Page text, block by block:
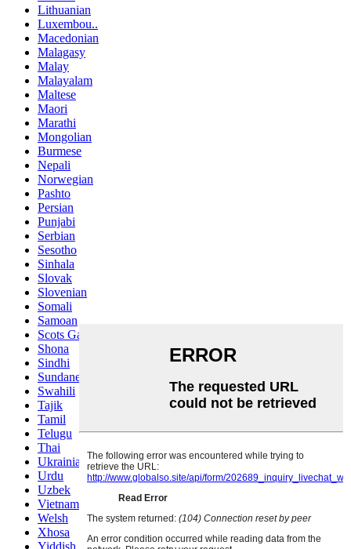
Lithuanian
Luxembou..
Macedonian
Malagasy
Malay
Malayalam
Maltese
Maori
Marathi
Mongolian
Burmese
Nepali
Norwegian
Pashto
Persian
Punjabi
Serbian
Sesotho
Sinhala
Slovak
Slovenian
Somali
Samoan
Scots Gaelic
Shona
Sindhi
Sundanese
Swahili
Tajik
Tamil
Telugu
Thai
Ukrainian
Urdu
Uzbek
Vietnamese
Welsh
Xhosa
Yiddish